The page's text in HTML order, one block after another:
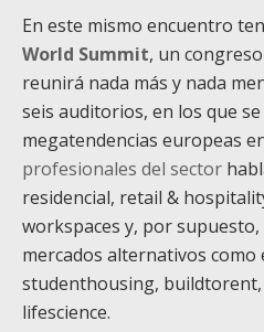
En este mismo encuentro
World Summit, un
reunirá nada más y nada
seis auditorios, en los que
megatendencias europeas
profesionales del sector
residencial, retail &
workspaces y, por
mercados alternativos como
studenthousing, buildtorent,
lifescience.